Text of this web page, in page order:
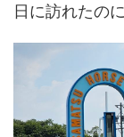
日に訪れたの